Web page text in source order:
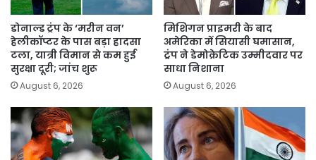
डोनाल्ड ट्रंप के ‘मरीन वन’
हेलीकॉप्टर के पास बड़ा हादसा
टला, यात्री विमान से कम हुई
सुरक्षा दूरी; जांच शुरू
August 6, 2026
मिशिगन प्राइमरी के बाद
अमेरिका में सियासी घमासान,
ट्रंप ने डेमोक्रेटिक उम्मीदवार पर
साधा निशाना
August 6, 2026